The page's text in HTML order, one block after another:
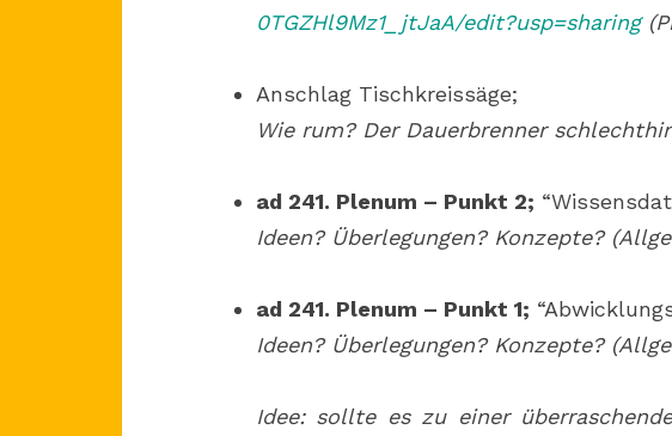
0TGZHl9Mz1_jtJaA/edit?usp=sharing
Anschlag Tischkreissäge;
Wie rum? Der Dauerbrenner
ad 241. Plenum – Punkt 2;
Ideen? Überlegungen? Konzepte?
ad 241. Plenum – Punkt 1;
Ideen? Überlegungen? Konzepte?
Idee: sollte es zu einer